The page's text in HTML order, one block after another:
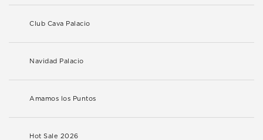
Club Cava Palacio
Navidad Palacio
Amamos los Puntos
Hot Sale 2026